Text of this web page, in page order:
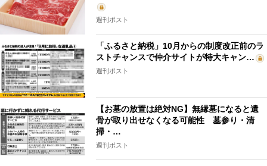
週刊ポスト
「ふるさと納税」10月からの制度改正前のラ
ストチャンスで仲介サイトが特大キャン…
週刊ポスト
【お墓の放置は絶対NG】無縁墓になると遺
骨が取り出せなくなる可能性 墓参り・清
掃・…
週刊ポスト